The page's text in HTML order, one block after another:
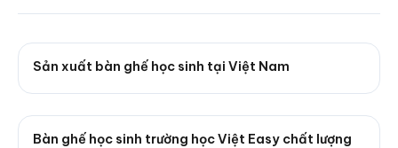
Sản xuất bàn ghế học sinh tại Việt Nam
Bàn ghế học sinh trường học Việt Easy chất lượng